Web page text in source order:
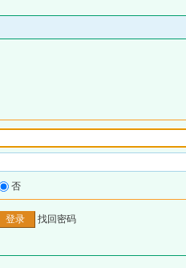
否
找回密码